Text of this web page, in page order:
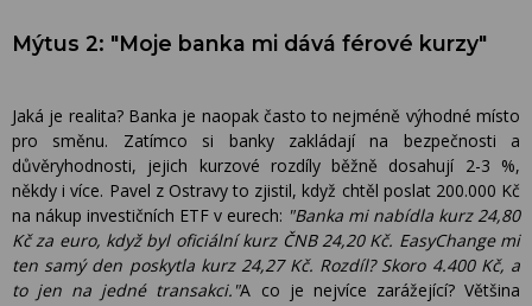
Mýtus 2: "Moje banka mi dává férové kurzy"
Jaká je realita? Banka je naopak často to nejméně výhodné místo
pro směnu. Zatímco si banky zakládají na bezpečnosti a
důvěryhodnosti, jejich kurzové rozdíly běžně dosahují 2-3 %,
někdy i více. Pavel z Ostravy to zjistil, když chtěl poslat 200.000 Kč
na nákup investičních ETF v eurech: "Banka mi nabídla kurz 24,80
Kč za euro, když byl oficiální kurz ČNB 24,20 Kč. EasyChange mi
ten samý den poskytla kurz 24,27 Kč. Rozdíl? Skoro 4.400 Kč, a
to jen na jedné transakci."A co je nejvíce zarážející? Většina